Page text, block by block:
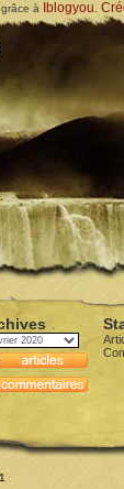
à Iblogyou